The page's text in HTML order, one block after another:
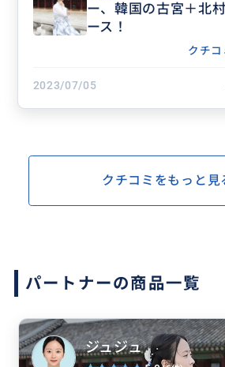
ー、韓国の古宮＋北
ース！
クチ
2023/07/05
クチコミをもっと見
パートナーの商品一覧
ジュジュ